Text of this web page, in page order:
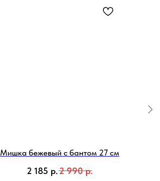
Мишка бежевый с бантом 27 см
2 185 р.2 990 р.